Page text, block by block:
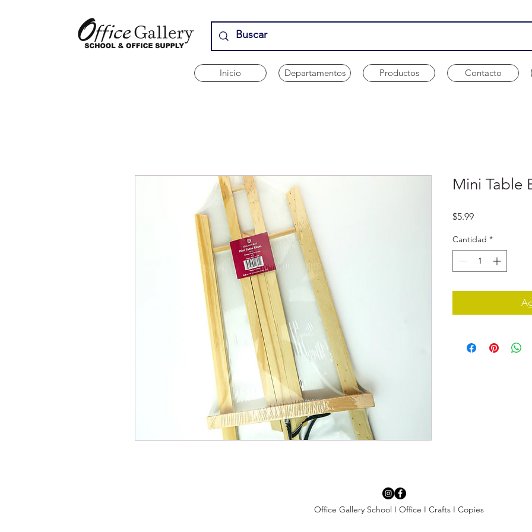
Inicio Departamentos Productos Contacto
Mini Table
$5.99Precio
Cantidad *
Office Gallery School I Office I Crafts I Copies